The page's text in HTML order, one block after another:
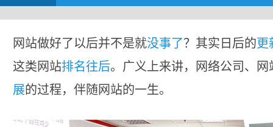
网站做好了以后并不是就没事了？其实日后的更
这类网站排名往后。广义上来讲，网络公司、
展的过程，伴随网站的一生。